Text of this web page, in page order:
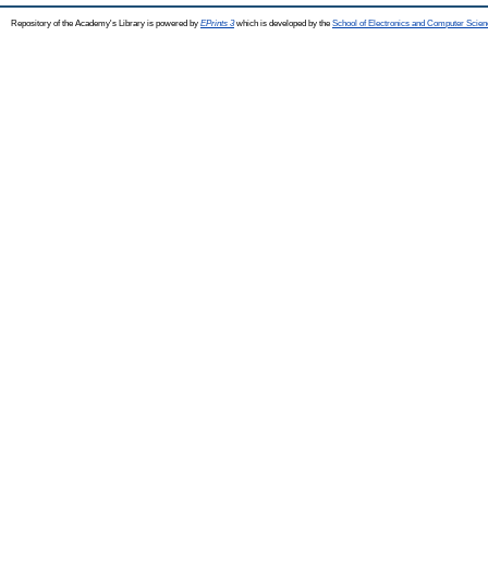
Repository of the Academy's Library is powered by EPrints 3which is developed by the School of Electronics and Computer